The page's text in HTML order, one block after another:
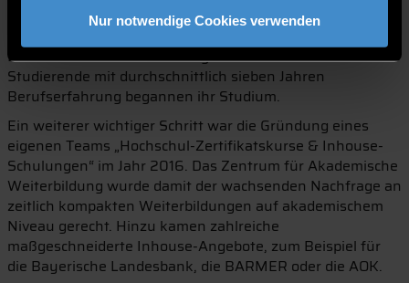
Nur notwendige Cookies verwenden
Politik hatte den Weg frei gemacht für das „Studieren
ohne Abitur“ und die Deggendorfer trafen mit dem
Bachelor Betriebliches Management den Nerv der Zeit: 27
Studierende mit durchschnittlich sieben Jahren
Berufserfahrung begannen ihr Studium.
Ein weiterer wichtiger Schritt war die Gründung eines
eigenen Teams „Hochschul-Zertifikatskurse & Inhouse-
Schulungen“ im Jahr 2016. Das Zentrum für Akademische
Weiterbildung wurde damit der wachsenden Nachfrage an
zeitlich kompakten Weiterbildungen auf akademischem
Niveau gerecht. Hinzu kamen zahlreiche
maßgeschneiderte Inhouse-Angebote, zum Beispiel für
die Bayerische Landesbank, die BARMER oder die AOK.